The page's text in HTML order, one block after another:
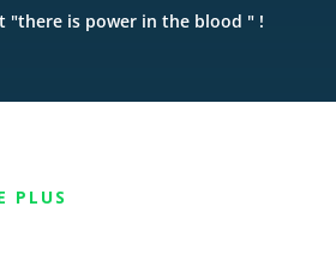
"there is power in the blood " !
PLUS